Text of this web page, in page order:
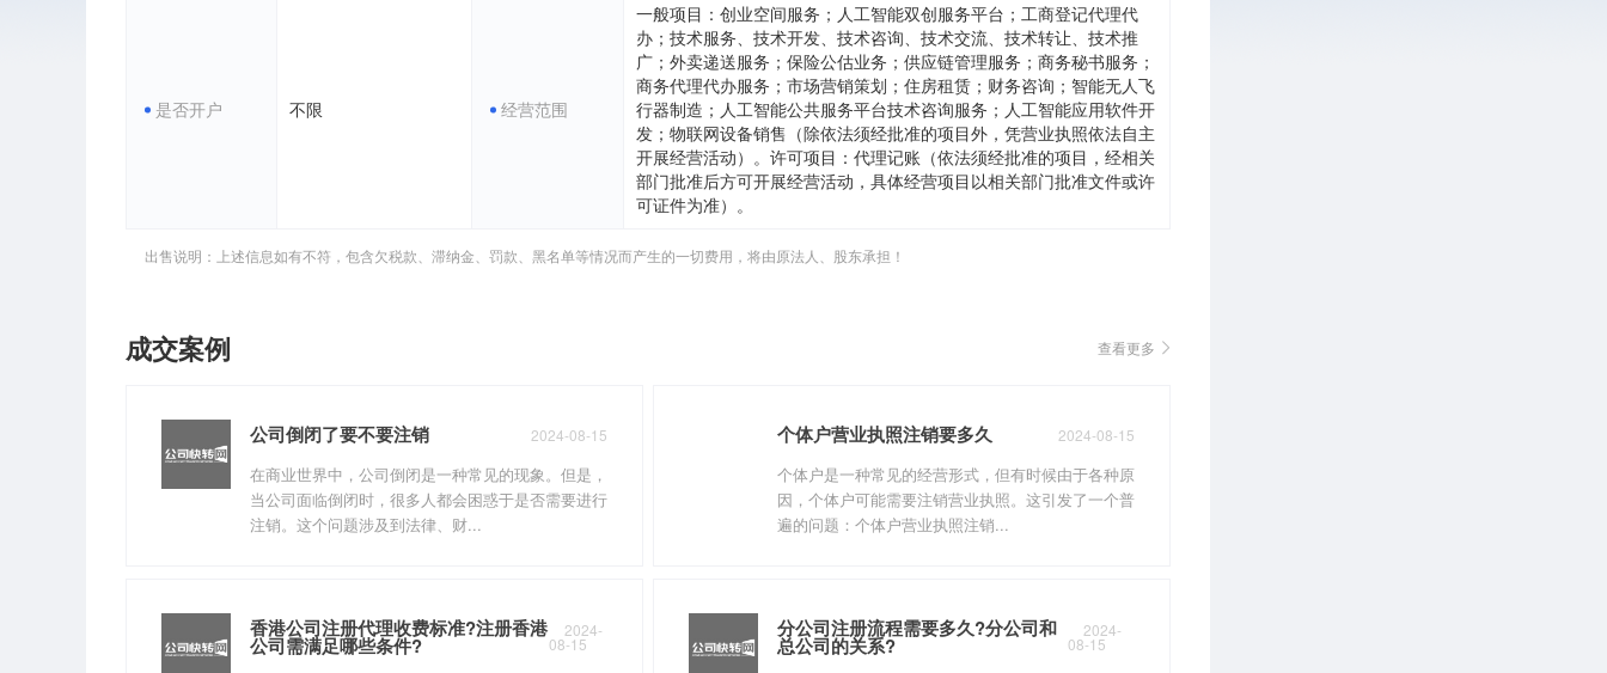
是否开户 不限 经营范围
一般项目：创业空间服务；人工智能双创服务平台；工商登记代理代
办；技术服务、技术开发、技术咨询、技术交流、技术转让、技术推
广；外卖递送服务；保险公估业务；供应链管理服务；商务秘书服务；
商务代理代办服务；市场营销策划；住房租赁；财务咨询；智能无人飞
行器制造；人工智能公共服务平台技术咨询服务；人工智能应用软件开
发；物联网设备销售（除依法须经批准的项目外，凭营业执照依法自主
开展经营活动）。许可项目：代理记账（依法须经批准的项目，经相关
部门批准后方可开展经营活动，具体经营项目以相关部门批准文件或许
可证件为准）。
出售说明：上述信息如有不符，包含欠税款、滞纳金、罚款、黑名单等情况而产生的一切费用，将由原法人、股东承担！
成交案例 查看更多
公司倒闭了要不要注销 2024-08-15
在商业世界中，公司倒闭是一种常见的现象。但是，
当公司面临倒闭时，很多人都会困惑于是否需要进行
注销。这个问题涉及到法律、财...
个体户营业执照注销要多久 2024-08-15
个体户是一种常见的经营形式，但有时候由于各种原
因，个体户可能需要注销营业执照。这引发了一个普
遍的问题：个体户营业执照注销...
香港公司注册代理收费标准?注册香港
公司需满足哪些条件?
2024-
08-15
分公司注册流程需要多久?分公司和
总公司的关系?
2024-
08-15